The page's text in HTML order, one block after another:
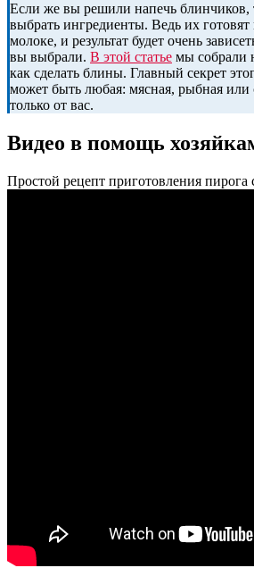
Если же вы решили напечь блинчиков,
выбрать ингредиенты. Ведь их
молоке, и результат будет очень
вы выбрали. В этой статье мы собрали
как сделать блины. Главный секрет
может быть любая: мясная, рыбная или
только от вас.
Видео в помощь
Простой рецепт приготовления пирога